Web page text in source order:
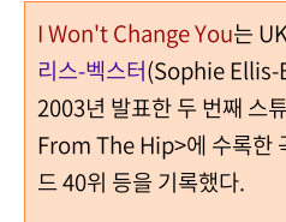
I Won't Change You는
리스-벡스터(Sophie
2003년 발표한 두 번째 스
From The Hip>에 수록한
드 40위 등을 기록했다.